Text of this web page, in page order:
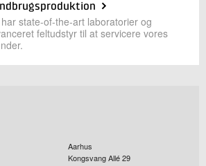
state-of-the-art laboratorier og
feltudstyr til at servicere vores
Aarhus
Kongsvang Allé 29